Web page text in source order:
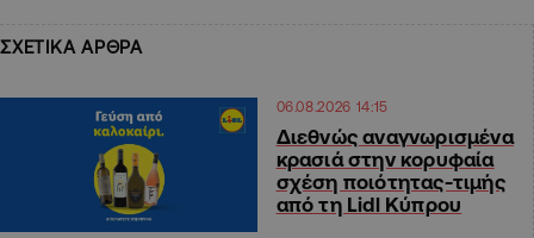
ΣΧΕΤΙΚΑ ΑΡΘΡΑ
06.08.2026 14:15
Διεθνώς αναγνωρισμένα
κρασιά στην κορυφαία
σχέση ποιότητας-τιμής
από τη Lidl Κύπρου